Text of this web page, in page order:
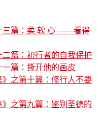
三篇：柔 软 心 ——看得
篇：初行者的自我保护
篇：撕开他的画皮
之第十篇：修行人不要
之第九篇：鉴别圣德的